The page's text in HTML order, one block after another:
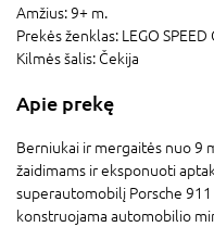
Amžius: 9+ m.
Prekės ženklas: LEGO
Kilmės šalis: Čekija
Apie prekę
Berniukai ir mergaitės nuo 9
žaidimams ir eksponuoti
superautomobilį Porsche 911
konstruojama automobilio